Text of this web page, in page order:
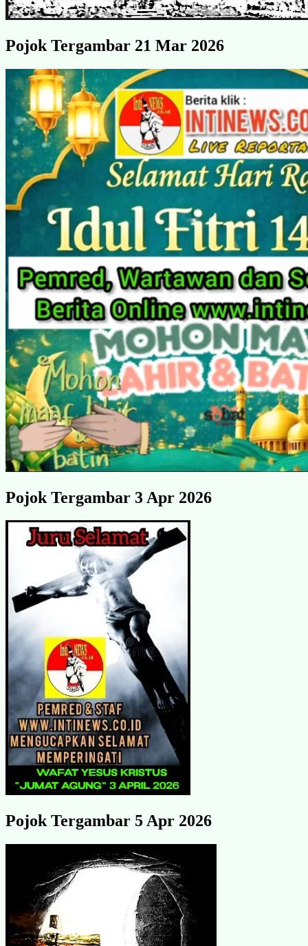
Pojok Tergambar 21 Mar 2026
Pojok Tergambar 3 Apr 2026
Pojok Tergambar 5 Apr 2026